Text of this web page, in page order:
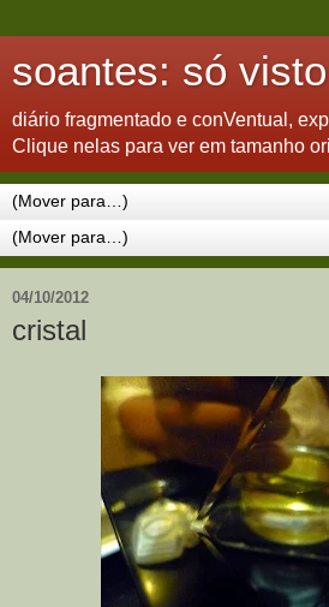
soantes: só visto
diário fragmentado e conVentual,
Clique nelas para ver em tamanho
04/10/2012
cristal